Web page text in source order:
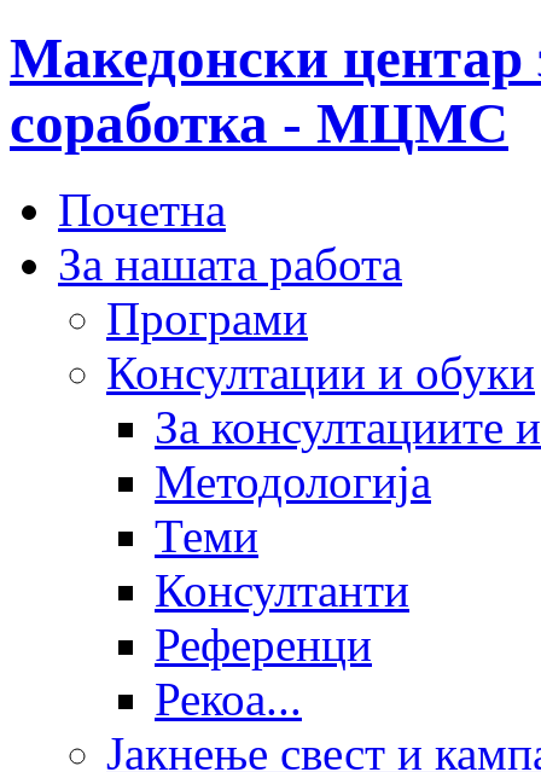
Македонски центар
соработка - МЦМС
Почетна
За нашата работа
Програми
Консултации и обуки
За консултациите
Методологија
Теми
Консултанти
Референци
Рекоа...
Јакнење свест и